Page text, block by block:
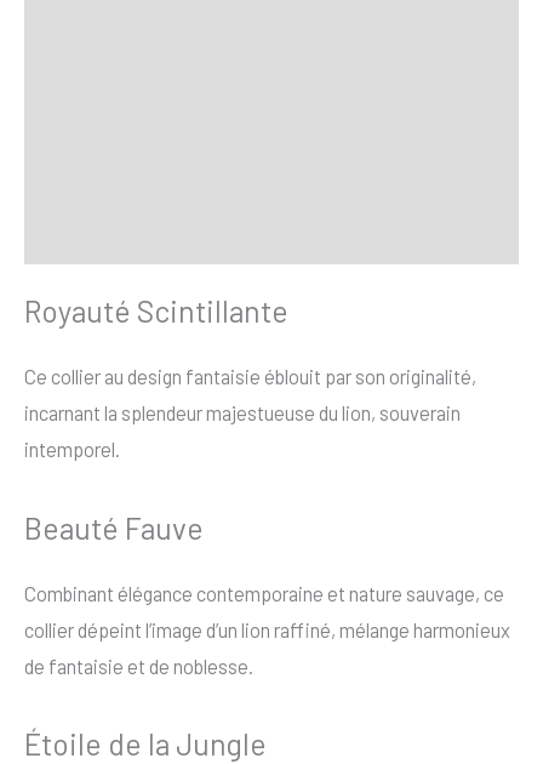
Royauté Scintillante
Ce collier au design fantaisie éblouit par son originalité,
incarnant la splendeur majestueuse du lion, souverain
intemporel.
Beauté Fauve
Combinant élégance contemporaine et nature sauvage, ce
collier dépeint l’image d’un lion raffiné, mélange harmonieux
de fantaisie et de noblesse.
Étoile de la Jungle